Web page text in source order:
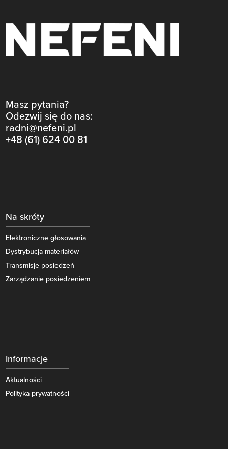
Masz pytania?
Odezwij się do nas:
radni@nefeni.pl
+48 (61) 624 00 81
Na skróty
Elektroniczne głosowania
Dystrybucja materiałów
Transmisje posiedzeń
Zarządzanie posiedzeniem
Informacje
Aktualności
Polityka prywatności